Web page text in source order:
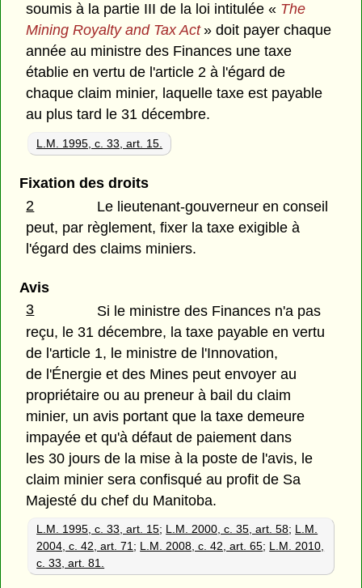
soumis à la partie III de la loi intitulée « The
Mining Royalty and Tax Act» doit payer chaque
année au ministre des Finances une taxe
établie en vertu de l'article 2 à l'égard de
chaque claim minier, laquelle taxe est payable
au plus tard le 31 décembre.
L.M. 1995, c. 33, art. 15.
Fixation des droits
2
Le lieutenant-gouverneur en conseil
peut, par règlement, fixer la taxe exigible à
l'égard des claims miniers.
Avis
3
Si le ministre des Finances n'a pas
reçu, le 31 décembre, la taxe payable en vertu
de l'article 1, le ministre de l'Innovation,
de l'Énergie et des Mines peut envoyer au
propriétaire ou au preneur à bail du claim
minier, un avis portant que la taxe demeure
impayée et qu'à défaut de paiement dans
les 30 jours de la mise à la poste de l'avis, le
claim minier sera confisqué au profit de Sa
Majesté du chef du Manitoba.
L.M. 1995, c. 33, art. 15; L.M. 2000, c. 35, art. 58; L.M.
2004, c. 42, art. 71; L.M. 2008, c. 42, art. 65; L.M. 2010,
c. 33, art. 81.